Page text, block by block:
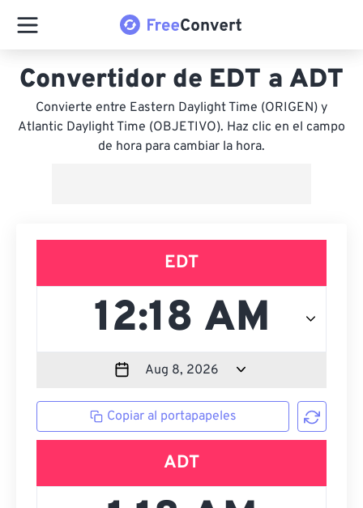
Convertidor de EDT a ADT
Convierte entre Eastern Daylight Time (ORIGEN) y
Atlantic Daylight Time (OBJETIVO). Haz clic en el campo
de hora para cambiar la hora.
EDT
Copiar al portapapeles
ADT